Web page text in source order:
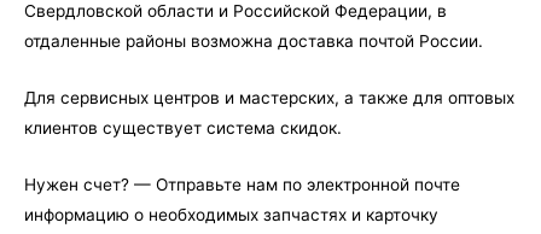
Свердловской области и Российской Федерации, в
отдаленные районы возможна доставка почтой России.
Для сервисных центров и мастерских, а также для оптовых
клиентов существует система скидок.
Нужен счет? — Отправьте нам по электронной почте
информацию о необходимых запчастях и карточку